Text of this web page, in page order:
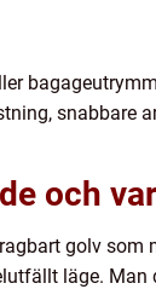
snabbare
och
golv som
läge. Man